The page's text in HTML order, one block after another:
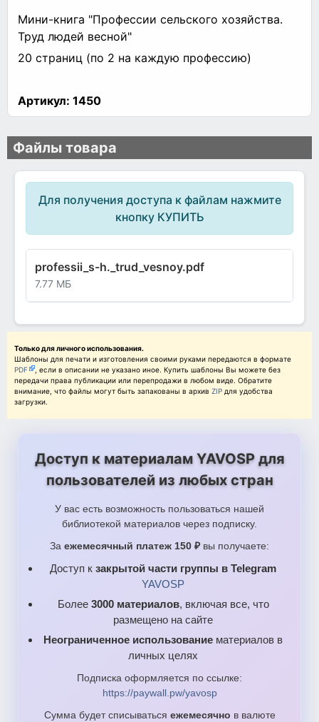
Мини-книга "Профессии сельского хозяйства.
Труд людей весной"
20 страниц (по 2 на каждую профессию)
Артикул: 1450
Файлы товара
Для получения доступа к файлам нажмите
кнопку КУПИТЬ
professii_s-h._trud_vesnoy.pdf
7.77 МБ
Только для личного использования.
Шаблоны для печати и изготовления своими руками передаются в формате
PDF
, если в описании не указано иное. Купить шаблоны Вы можете без
передачи права публикации или перепродажи в любом виде. Обратите
внимание, что файлы могут быть запакованы в архив ZIP для удобства
загрузки.
Доступ к материалам YAVOSP для
пользователей из любых стран
У вас есть возможность пользоваться нашей
библиотекой материалов через подписку.
За ежемесячный платеж 150 ₽ вы получаете:
Доступ к закрытой части группы в Telegram
YAVOSP
Более 3000 материалов, включая все, что
размещено на сайте
Неограниченное использование материалов в
личных целях
Подписка оформляется по ссылке:
https://paywall.pw/yavosp
Сумма будет списываться ежемесячно в валюте